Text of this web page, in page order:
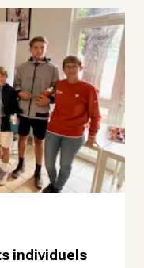
individuels